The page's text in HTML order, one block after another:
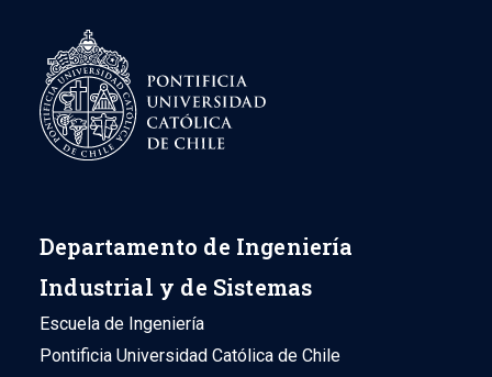
Departamento de Ingeniería
Industrial y de Sistemas
Escuela de Ingeniería
Pontificia Universidad Católica de Chile